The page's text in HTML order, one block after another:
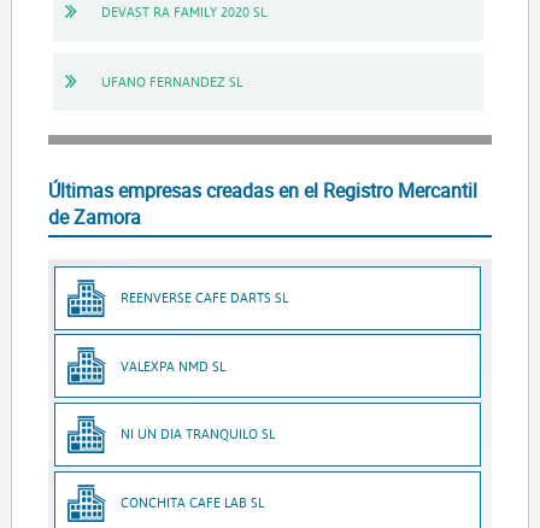
DEVAST RA FAMILY 2020 SL
UFANO FERNANDEZ SL
Últimas empresas creadas en el Registro Mercantil
de Zamora
REENVERSE CAFE DARTS SL
VALEXPA NMD SL
NI UN DIA TRANQUILO SL
CONCHITA CAFE LAB SL